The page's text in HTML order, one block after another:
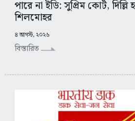
পারে না ইডি: সুপ্রিম কোর্ট, দিল্লি
শিলমোহর
৪ আগস্ট, ২০২৬
বিস্তারিত